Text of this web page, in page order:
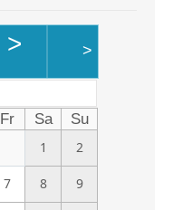
> >
Fr Sa
Su
1
2
7 8 9